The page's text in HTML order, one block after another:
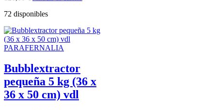
72 disponibles
PARAFERNALIA
Bubblextractor
pequeña 5 kg (36 x
36 x 50 cm) vdl